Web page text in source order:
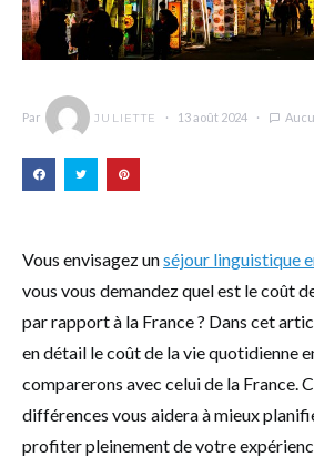
Par JULIETTE 13 août 2024
Vous envisagez unséjour linguistique
vous vous demandez quel est le coût
par rapport à la France ? Dans cet
en détail le coût de la vie quotidienne
comparerons avec celui de la France.
différences vous aidera à mieux
profiter pleinement de votre